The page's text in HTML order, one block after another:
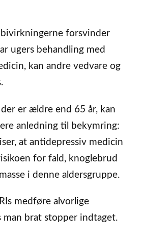
forsvinder
ugers behandling med
kan andre vedvare og
der er ældre end 65 år, kan
anledning til bekymring:
at antidepressiv medicin
for fald, knoglebrud
i denne aldersgruppe.
medføre alvorlige
man brat stopper indtaget.